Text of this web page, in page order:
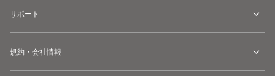
サポート
規約・会社情報